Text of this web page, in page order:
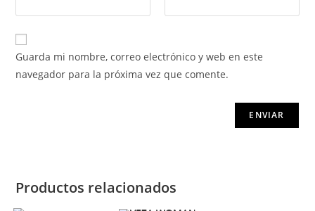
Guarda mi nombre, correo electrónico y web en este
navegador para la próxima vez que comente.
Productos relacionados